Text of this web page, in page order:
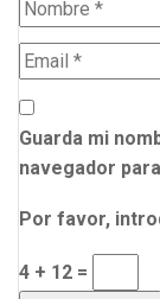
Guarda mi
navegador
Por favor,
4 + 12 =